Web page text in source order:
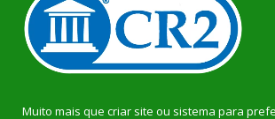
Muito mais que criar site ou sistema para